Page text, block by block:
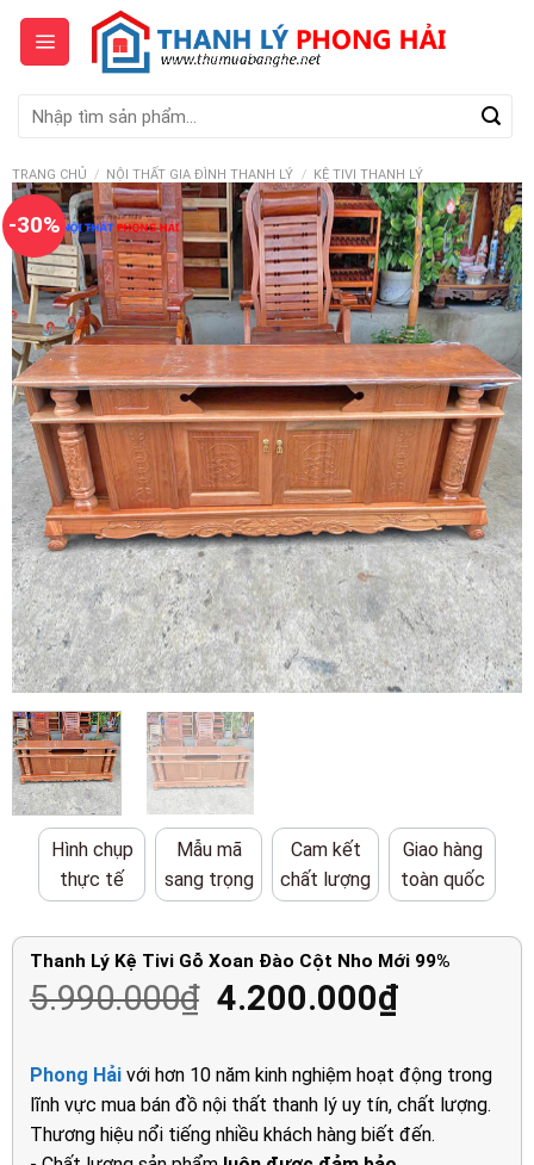
Skip
content
kiếm:
TRANG CHỦ / NỘI THẤT GIA ĐÌNH THANH LÝ / KỆ TIVI THANH LÝ
-30%
Hình chụp
thực tế
Mẫu mã
sang trọng
Cam kết
chất lượng
Giao hàng
toàn quốc
Thanh Lý Kệ Tivi Gỗ Xoan Đào Cột Nho Mới 99%
5.990.000₫ Giá
là:
5.990.000₫.
4.200.000₫Giá
tại
là:
Phong Hảivới hơn 10 năm kinh nghiệm hoạt động trong
lĩnh vực mua bán đồ nội thất thanh lý uy tín, chất lượng.
Thương hiệu nổi tiếng nhiều khách hàng biết đến.